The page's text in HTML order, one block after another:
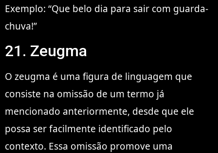
Exemplo: “Que belo dia para sair com guarda-
chuva!”
21. Zeugma
O zeugma é uma figura de linguagem que
consiste na omissão de um termo já
mencionado anteriormente, desde que ele
possa ser facilmente identificado pelo
contexto. Essa omissão promove uma